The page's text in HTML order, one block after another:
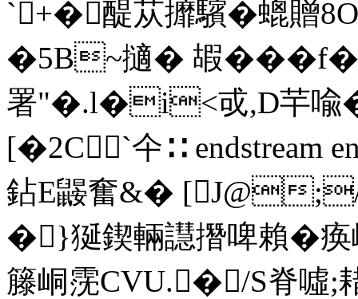
`+�醍苁攠驞�螕贈
�5B~擿� 嘏
署"�.l�i<戓,D芉喩�
[�2C`仐∷ endstream
鉆E鼹奮&� [J@
�}狿鍥輛譿撍啤賴�
籐峒霃CVU.�/S脊噓;